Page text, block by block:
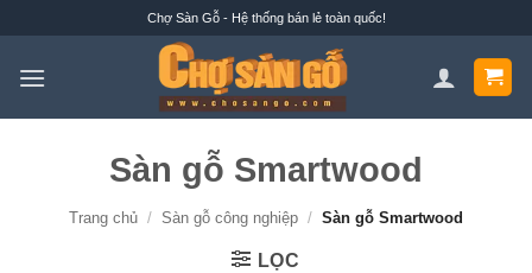
nội
Chợ Sàn Gỗ - Hệ thống bán lẻ toàn quốc!
Sàn gỗ Smartwood
Trang chủ / Sàn gỗ công nghiệp / Sàn gỗ Smartwood
LỌC